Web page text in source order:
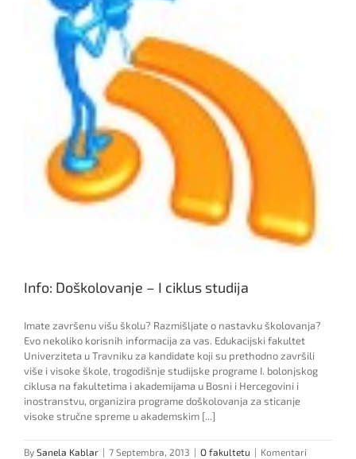
Info: Doškolovanje – I ciklus studija
Imate završenu višu školu? Razmišljate o nastavku školovanja?
Evo nekoliko korisnih informacija za vas. Edukacijski fakultet
Univerziteta u Travniku za kandidate koji su prethodno završili
više i visoke škole, trogodišnje studijske programe I. bolonjskog
ciklusa na fakultetima i akademijama u Bosni i Hercegovini i
inostranstvu, organizira programe doškolovanja za sticanje
visoke stručne spreme u akademskim [...]
By Sanela Kablar | 7 Septembra, 2013 | O fakultetu | Komentari